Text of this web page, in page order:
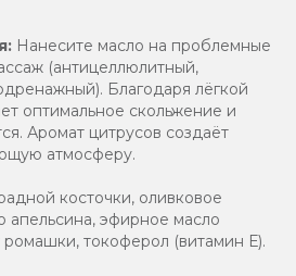
Нанесите масло на проблемные
(антицеллюлитный,
Благодаря лёгкой
оптимальное скольжение и
Аромат цитрусов создаёт
атмосферу.
косточки, оливковое
апельсина, эфирное масло
ромашки, токоферол (витамин Е).